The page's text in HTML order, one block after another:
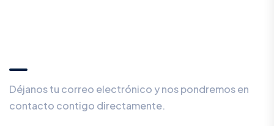
Déjanos tu correo electrónico y nos pondremos en
contacto contigo directamente.